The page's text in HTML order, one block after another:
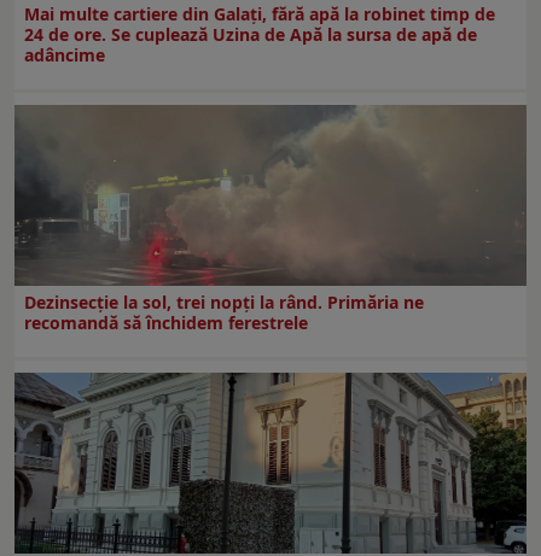
Mai multe cartiere din Galați, fără apă la robinet timp de
24 de ore. Se cuplează Uzina de Apă la sursa de apă de
adâncime
Dezinsecţie la sol, trei nopţi la rând. Primăria ne
recomandă să închidem ferestrele